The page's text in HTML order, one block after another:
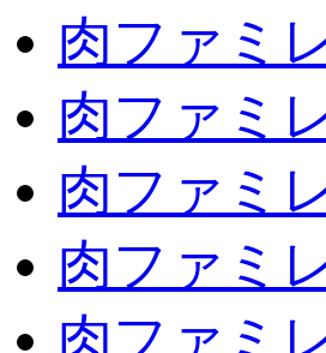
肉ファミ
肉ファミ
肉ファミ
肉ファミ
肉ファミ